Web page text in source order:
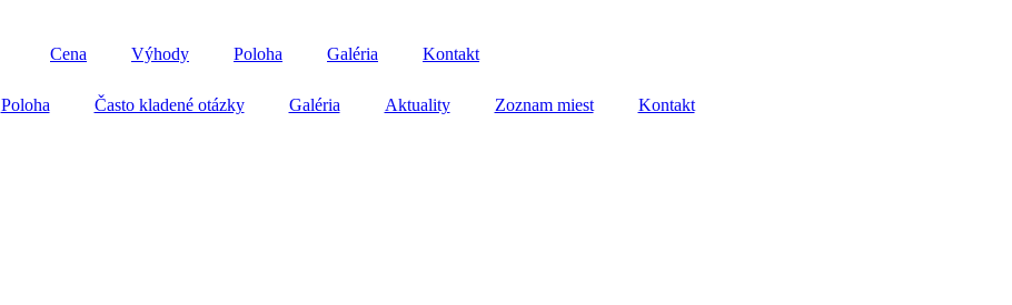
Cena Výhody Poloha Galéria Kontakt
Poloha Často kladené otázky Galéria Aktuality Zoznam miest
Kontakt